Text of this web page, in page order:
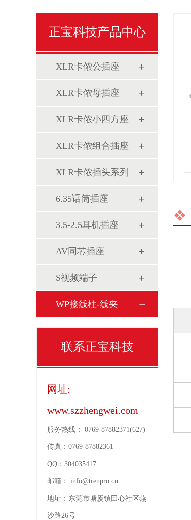
正宝科技产品中心
XLR卡侬公插座
XLR卡侬母插座
XLR卡侬小四方座
XLR卡侬组合插座
XLR卡侬插头系列
6.35话筒插座
3.5-2.5耳机插座
AV同芯插座
S视频端子
WP接线柱-线夹
联系正宝科技
网址:
www.szzhengwei.com
服务热线： 0769-87882371(627)
传真： 0769-87882361
QQ： 304035417
邮箱： info@trenpro.cn
地址： 东莞市塘厦镇田心社区燕
沙路26号